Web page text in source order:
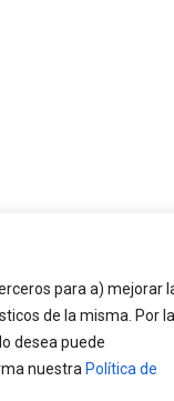
para a) mejorar
de la misma. Por la
desea puede
nuestra Política de